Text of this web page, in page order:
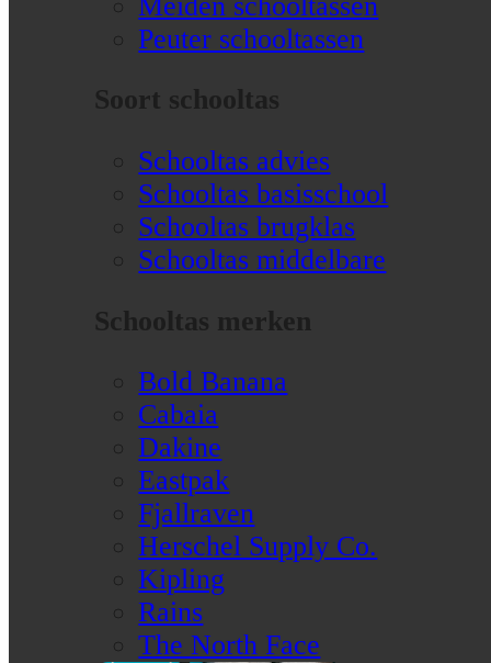
Peuter schooltassen
Soort schooltas
Schooltas advies
Schooltas basisschool
Schooltas brugklas
Schooltas middelbare
Schooltas merken
Bold Banana
Cabaia
Dakine
Eastpak
Fjallraven
Herschel Supply Co.
Kipling
Rains
The North Face